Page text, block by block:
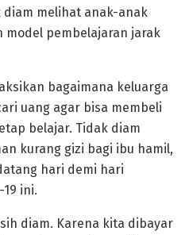
diam melihat anak-anak
model pembelajaran jarak
bagaimana keluarga
uang agar bisa membeli
belajar. Tidak diam
kurang gizi bagi ibu hamil,
hari demi hari
ini.
diam. Karena kita dibayar